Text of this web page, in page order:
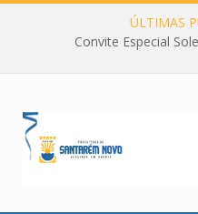
ÚLTIMAS
Convite Especial